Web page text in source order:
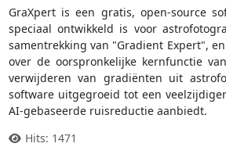
GraXpert is een gratis, open-source
speciaal ontwikkeld is voor
samentrekking van "Gradient Expert",
over de oorspronkelijke kernfunctie
verwijderen van gradiënten uit
software uitgegroeid tot een
AI-gebaseerde ruisreductie aanbiedt.
Hits: 1471